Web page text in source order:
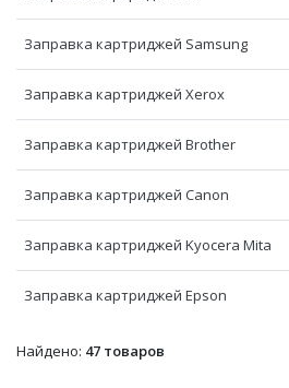
Заправка картриджей Samsung
Заправка картриджей Xerox
Заправка картриджей Brother
Заправка картриджей Canon
Заправка картриджей Kyocera Mita
Заправка картриджей Epson
Найдено: 47 товаров